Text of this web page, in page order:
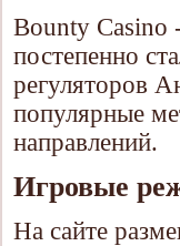
Bounty Casino
постепенно
регуляторов
популярные
направлений.
Игровые
На сайте